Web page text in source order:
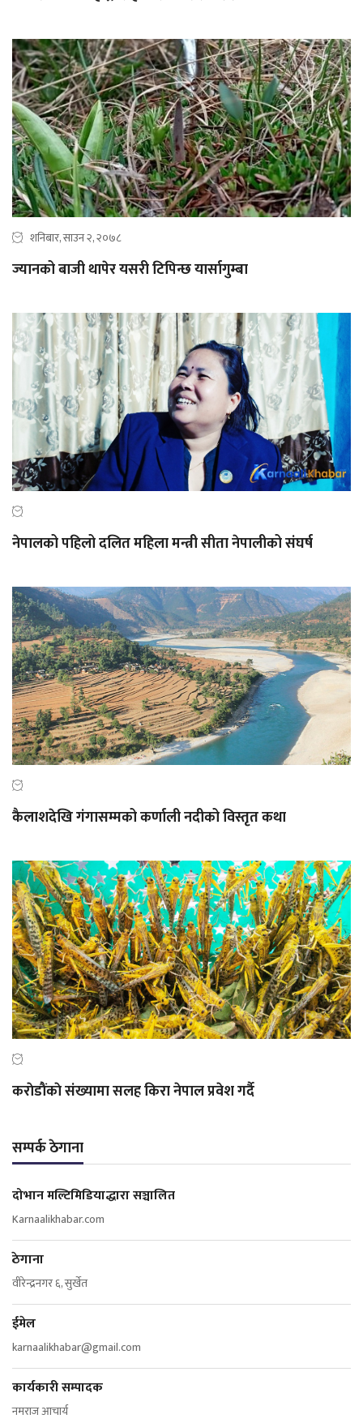
शनिबार, साउन २, २०७८
ज्यानको बाजी थापेर यसरी टिपिन्छ यार्सागुम्बा
नेपालको पहिलो दलित महिला मन्त्री सीता नेपालीको संघर्ष
कैलाशदेखि गंगासम्मको कर्णाली नदीको विस्तृत कथा
कराेडाैंकाे संख्यामा सलह किरा नेपाल प्रवेश गर्दै
सम्पर्क ठेगाना
दोभान मल्टिमिडियाद्धारा सञ्चालित
Karnaalikhabar.com
ठेगाना
वीरेन्द्रनगर ६, सुर्खेत
ईमेल
karnaalikhabar@gmail.com
कार्यकारी सम्पादक
नमराज आचार्य